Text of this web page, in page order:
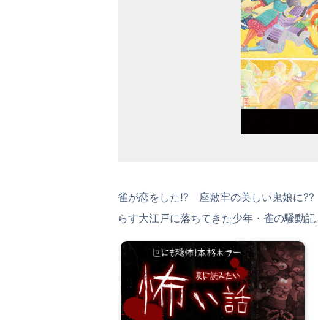
雀が恋をした!? 座敷牢の美しい鬼娘に
らす大江戸に落ちてきた少年・雀の騒動記